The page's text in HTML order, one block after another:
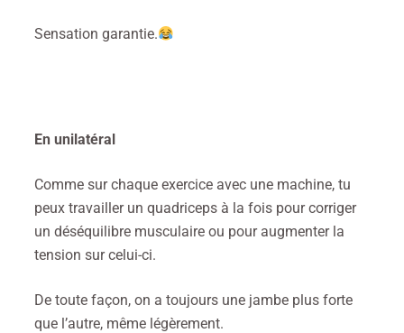
Sensation garantie.
En unilatéral
Comme sur chaque exercice avec une machine, tu
peux travailler un quadriceps à la fois pour corriger
un déséquilibre musculaire ou pour augmenter la
tension sur celui-ci.
De toute façon, on a toujours une jambe plus forte
que l’autre, même légèrement.